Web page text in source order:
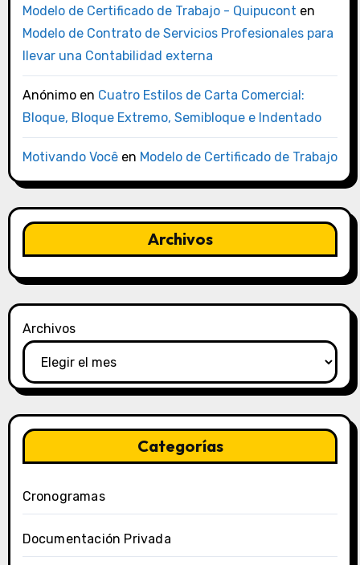
Modelo de Certificado de Trabajo - Quipucont en
Modelo de Contrato de Servicios Profesionales para
llevar una Contabilidad externa
Anónimoen Cuatro Estilos de Carta Comercial:
Bloque, Bloque Extremo, Semibloque e Indentado
Motivando Vocêen Modelo de Certificado de Trabajo
Archivos
Archivos
Categorías
Cronogramas
Documentación Privada